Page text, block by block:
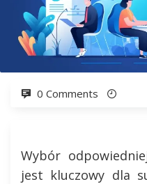
0 Comments
Wybór
jest kluczowy dla